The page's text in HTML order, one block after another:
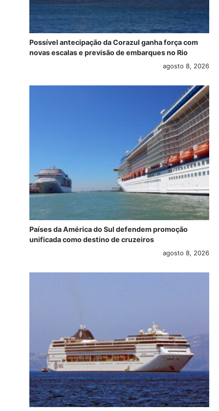
Possível antecipação da Corazul ganha força com
novas escalas e previsão de embarques no Rio
agosto 8, 2026
Países da América do Sul defendem promoção
unificada como destino de cruzeiros
agosto 8, 2026